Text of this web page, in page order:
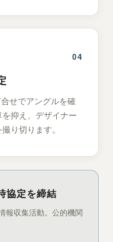
04
せでアングルを確
抑え、デザイナー
り切ります。
協定を締結
報収集活動。公的機関